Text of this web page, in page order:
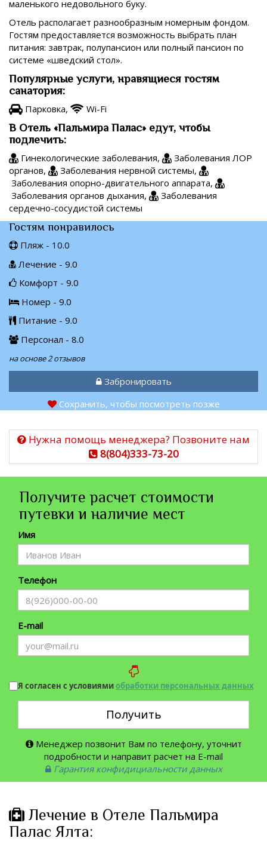
маленького недовольного буку.
Отель располагает разнообразным номерным фондом.
Гостям предоставляется возможность выбрать план
питания: завтрак, полупансион или полный пансион по
системе «шведский стол».
Популярные услуги, нравящиеся гостям
санатория:
Парковка, Wi-Fi
В Отель «Пальмира Палас» едут, чтобы
подлечить:
Гинекологические заболевания,
Заболевания ЛОР
органов,
Заболевания нервной системы,
Заболевания опорно-двигательного аппарата,
Заболевания органов дыхания,
Заболевания
сердечно-сосудистой системы
Гостям понравилось
Пляж - 10.0
Лечение - 9.0
Комфорт - 9.0
Номер - 9.0
Питание - 9.0
Персонал - 8.0
на основе 2 отзывов
Забронировать
Сохранить, чтобы посмотреть позже
Нужна помощь менеджера? Позвоните нам
8(804)333-73-20
Получите расчет стоимости
путевки и наличие мест
Имя
Телефон
E-mail
Я согласен с условиямиобработки персональных данных
Получить
Менеджер позвонит Вам по телефону, уточнит
подробности и направит расчет на E-mail
Гарантия конфидициальности данных
Лечение в Отеле Пальмира
Палас Ялта: